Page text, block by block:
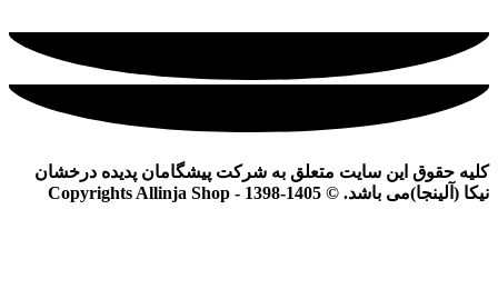
کلیه حقوق این سایت متعلق به شرکت پیشگامان پدیده درخشان
نیکا (آلینجا)می باشد. © Copyrights Allinja Shop - 1398-1405